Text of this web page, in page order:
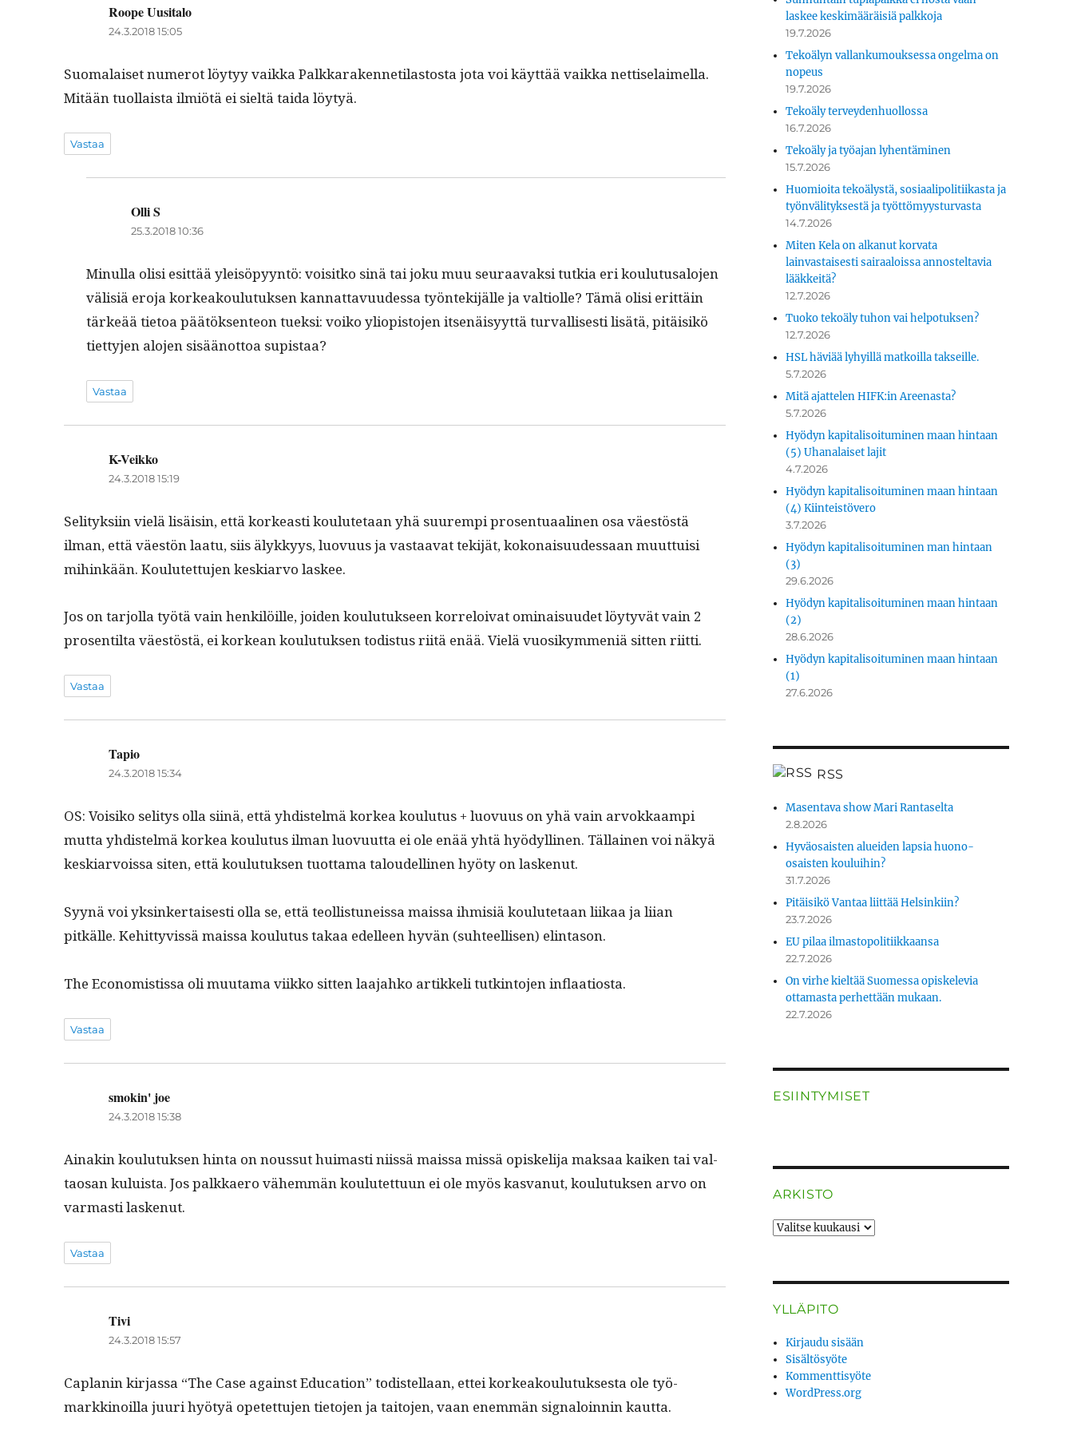
Roope Uusitalo
24.3.2018 15:05
Suo­ma­laiset numerot löy­tyy vaik­ka Palkkaraken­neti­las­tos­ta jota voi käyt­tää vaik­ka nettiselaimella.
Mitään tuol­laista ilmiötä ei sieltä tai­da löytyä.
Vastaa
Olli S
25.3.2018 10:36
Min­ul­la olisi esit­tää yleisöpyyn­tö: voisitko sinä tai joku muu seu­raavak­si tutkia eri koulu­tusa­lo­jen
välisiä ero­ja korkeak­oulu­tuk­sen kan­nat­tavu­udessa työn­tek­i­jälle ja val­ti­olle? Tämä olisi erit­täin
tärkeää tietoa päätök­sen­teon tuek­si: voiko yliopis­to­jen itsenäisyyt­tä tur­val­lis­es­ti lisätä, pitäisikö
tiet­ty­jen alo­jen sisäänot­toa supistaa?
Vastaa
K-Veikko
24.3.2018 15:19
Seli­tyk­si­in vielä lisäisin, että korkeasti koulute­taan yhä suurem­pi pros­en­tu­aa­li­nen osa väestöstä
ilman, että väestön laatu, siis älykkyys, luovu­us ja vas­taa­vat tek­i­jät, kokon­aisu­udessaan muut­tuisi
mihinkään. Koulutet­tu­jen keskiar­vo laskee.
Jos on tar­jol­la työtä vain henkilöille, joiden koulu­tuk­seen kor­reloi­vat omi­naisu­udet löy­tyvät vain 2
pros­en­til­ta väestöstä, ei korkean koulu­tuk­sen todis­tus riitä enää. Vielä vuosikym­meniä sit­ten riitti.
Vastaa
Tapio
24.3.2018 15:34
OS: Voisiko seli­tys olla siinä, että yhdis­telmä korkea koulu­tus + luovu­us on yhä vain arvokkaampi
mut­ta yhdis­telmä korkea koulu­tus ilman luovu­ut­ta ei ole enää yhtä hyödylli­nen. Täl­lainen voi näkyä
keskiar­vois­sa siten, että koulu­tuk­sen tuot­ta­ma taloudelli­nen hyö­ty on laskenut.
Syynä voi yksinker­tais­es­ti olla se, että teol­lis­tuneis­sa mais­sa ihmisiä koulute­taan liikaa ja liian
pitkälle. Kehit­tyvis­sä mais­sa koulu­tus takaa edelleen hyvän (suh­teel­lisen) elintason.
The Econ­o­mistis­sa oli muu­ta­ma viikko sit­ten laa­jahko artikke­li tutk­in­to­jen inflaatiosta.
Vastaa
smokin' joe
24.3.2018 15:38
Ainakin koulu­tuk­sen hin­ta on nous­sut huimasti niis­sä mais­sa mis­sä opiske­li­ja mak­saa kaiken tai val­
taosan kuluista. Jos palkkaero vähem­män koulutet­tuun ei ole myös kas­vanut, koulu­tuk­sen arvo on
var­masti laskenut.
Vastaa
Tivi
24.3.2018 15:57
Caplanin kir­jas­sa “The Case against Edu­ca­tion” todis­tel­laan, ettei korkeak­oulu­tuk­ses­ta ole työ­
markki­noil­la juuri hyö­tyä opetet­tu­jen tieto­jen ja taito­jen, vaan enem­män sig­naloin­nin kautta.
laskee keskimääräisiä palkkoja
19.7.2026
Tekoälyn vallankumouksessa ongelma on
nopeus
19.7.2026
Tekoäly terveydenhuollossa
16.7.2026
Tekoäly ja työajan lyhentäminen
15.7.2026
Huomioita tekoälystä, sosiaalipolitiikasta ja
työnvälityksestä ja työttömyysturvasta
14.7.2026
Miten Kela on alkanut korvata
lainvastaisesti sairaaloissa annosteltavia
lääkkeitä?
12.7.2026
Tuoko tekoäly tuhon vai helpotuksen?
12.7.2026
HSL häviää lyhyillä matkoilla takseille.
5.7.2026
Mitä ajattelen HIFK:in Areenasta?
5.7.2026
Hyödyn kapitalisoituminen maan hintaan
(5) Uhanalaiset lajit
4.7.2026
Hyödyn kapitalisoituminen maan hintaan
(4) Kiinteistövero
3.7.2026
Hyödyn kapitalisoituminen man hintaan
(3)
29.6.2026
Hyödyn kapitalisoituminen maan hintaan
(2)
28.6.2026
Hyödyn kapitalisoituminen maan hintaan
(1)
27.6.2026
RSS
Masentava show Mari Rantaselta
2.8.2026
Hyväosaisten alueiden lapsia huono-
osaisten kouluihin?
31.7.2026
Pitäisikö Vantaa liittää Helsinkiin?
23.7.2026
EU pilaa ilmastopolitiikkaansa
22.7.2026
On virhe kieltää Suomessa opiskelevia
ottamasta perhettään mukaan.
22.7.2026
ESIINTYMISET
ARKISTO
ARKISTO
YLLÄPITO
Kirjaudu sisään
Sisältösyöte
Kommenttisyöte
WordPress.org